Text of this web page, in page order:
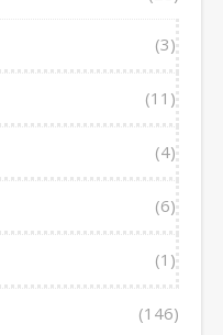
(3)
(11)
(4)
(6)
(1)
(146)